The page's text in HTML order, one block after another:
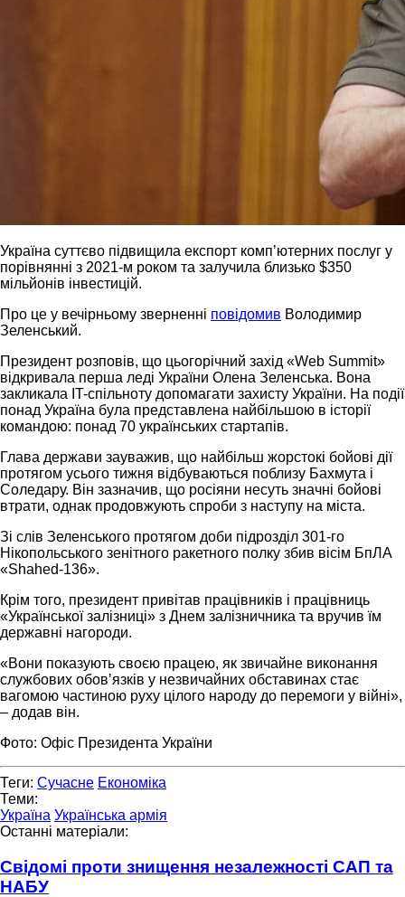
Україна суттєво підвищила експорт компʼютерних послуг у
порівнянні з 2021-м роком та залучила близько $350
мільйонів інвестицій.
Про це у вечірньому зверненні повідомив Володимир
Зеленський.
Президент розповів, що цьогорічний захід «Web Summit»
відкривала перша леді України Олена Зеленська. Вона
закликала IT-спільноту допомагати захисту України. На події
понад Україна була представлена найбільшою в історії
командою: понад 70 українських стартапів.
Глава держави зауважив, що найбільш жорстокі бойові дії
протягом усього тижня відбуваються поблизу Бахмута і
Соледару. Він зазначив, що росіяни несуть значні бойові
втрати, однак продовжують спроби з наступу на міста.
Зі слів Зеленського протягом доби підрозділ 301-го
Нікопольського зенітного ракетного полку збив вісім БпЛА
«Shahed-136».
Крім того, президент привітав працівників і працівниць
«Української залізниці» з Днем залізничника та вручив їм
державні нагороди.
«Вони показують своєю працею, як звичайне виконання
службових обовʼязків у незвичайних обставинах стає
вагомою частиною руху цілого народу до перемоги у війні»,
– додав він.
Фото: Офіс Президента України
Теги: Сучасне Економіка
Теми:
Україна Українська армія
Останні матеріали:
Свідомі проти знищення незалежності САП та
НАБУ